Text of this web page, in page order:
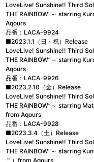
LoveLive! Sunshine!! Third
THE RAINBOW”～ starring
Aqours
品番：LACA-9924
■2023.1.1（日・祝）Release
LoveLive! Sunshine!! Third
THE RAINBOW”～ starring
Aqours
品番：LACA-9926
■2023.2.10（金）Release
LoveLive! Sunshine!! Third
THE RAINBOW”～ starring
from Aqours
品番：LACA-9928
■2023.3.4（土）Release
LoveLive! Sunshine!! Third
THE RAINBOW”～ starring
こ）from Aqours